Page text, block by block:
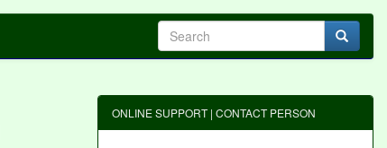
ONLINE SUPPORT | CONTACT PERSON